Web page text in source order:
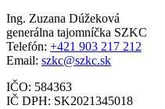
Ing. Zuzana Dúžeková
generálna tajomníčka SZKC
Telefón: +421 903 217 212
Email: szkc@szkc.sk
IČO: 584363
IČ DPH: SK2021345018